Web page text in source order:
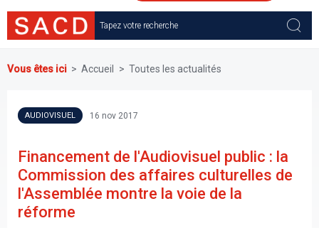
YOUR
Vous êtes ici Accueil Toutes les actualités
AUDIOVISUEL 16 nov 2017
Financement de l'Audiovisuel public : la
Commission des affaires culturelles de
l'Assemblée montre la voie de la
réforme